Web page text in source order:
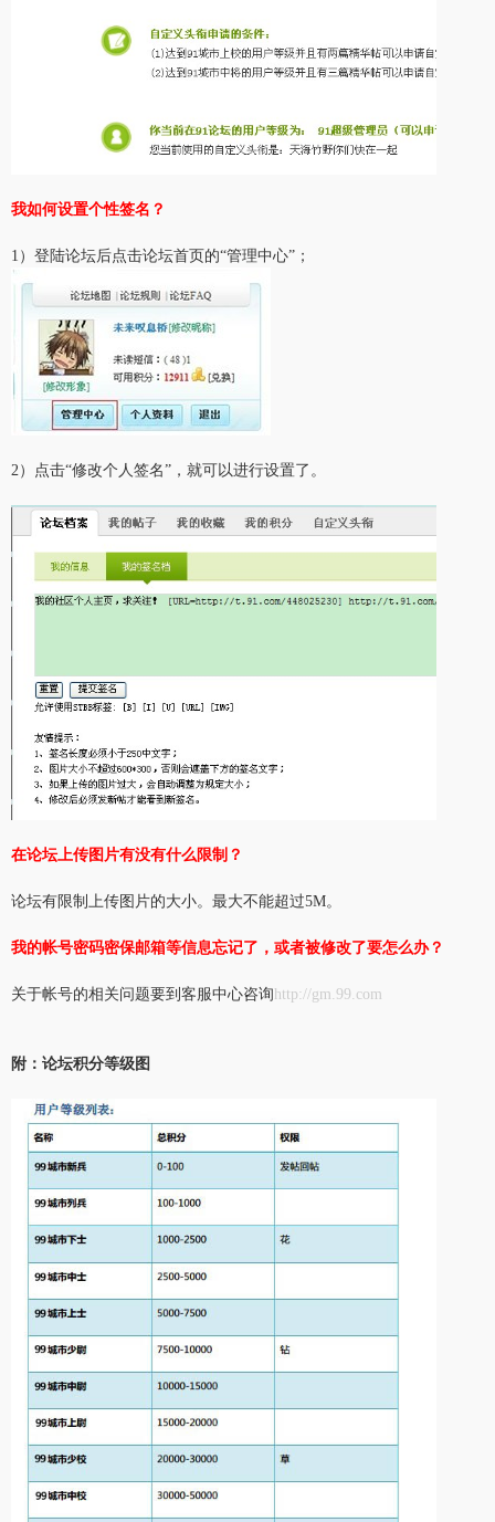
我如何设置个性签名？
1）登陆论坛后点击论坛首页的“管理中心”；
2）点击“修改个人签名”，就可以进行设置了。
在论坛上传图片有没有什么限制？
论坛有限制上传图片的大小。最大不能超过5M。
我的帐号密码密保邮箱等信息忘记了，或者被修改了要怎么办？
关于帐号的相关问题要到客服中心咨询 http://gm.99.com
附：论坛积分等级图